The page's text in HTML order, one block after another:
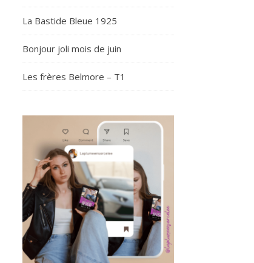
La Bastide Bleue 1925
Bonjour joli mois de juin
Les frères Belmore – T1